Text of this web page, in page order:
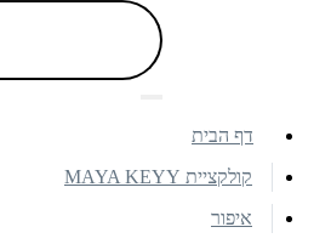
דף הבית
קולקציית MAYA KEYY
איפור